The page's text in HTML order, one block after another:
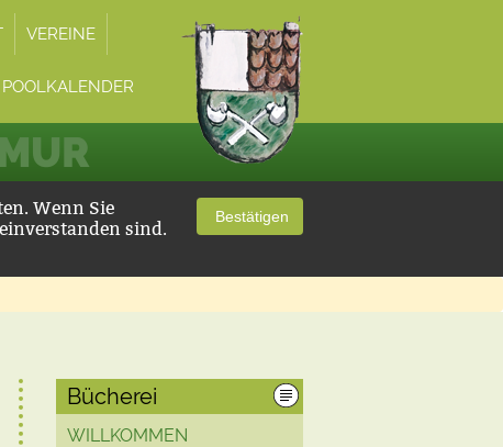
VEREINE
POOLKALENDER
Wenn Sie
sind.
Bestätigen
Bücherei
WILLKOMMEN